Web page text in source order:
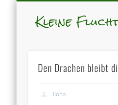
Kleine
Den Drachen bleibt
Ilona